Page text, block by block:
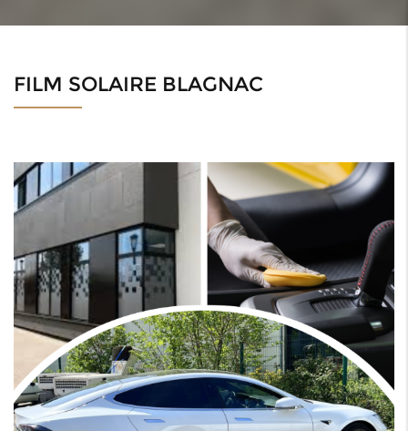
FILM SOLAIRE BLAGNAC